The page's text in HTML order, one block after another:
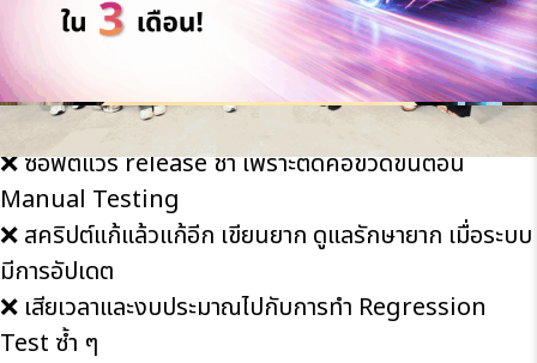
🔥 ยกระดับการทดสอบระบบให้ไวขึ้น 10 เท่า ด้วย
Tricentis Tosca โดยไม่ต้องเขียน Code แม้แต้บรรทัด
เดียว
คุณกำลังเจอ ปัญหาเหล่านี้ ในองค์กรอยู่หรือเปล่า?
❌ ซอฟต์แวร์ release ช้า เพราะติดคอขวดขั้นตอน
Manual Testing
❌ สคริปต์แก้แล้วแก้อีก เขียนยาก ดูแลรักษายาก เมื่อระบบ
มีการอัปเดต
❌ เสียเวลาและงบประมาณไปกับการทำ Regression
Test ซ้ำ ๆ